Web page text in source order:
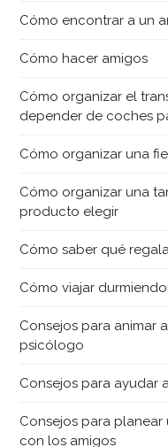
Cómo encontrar a un
Cómo hacer amigos
Cómo organizar el
depender de coches
Cómo organizar una
Cómo organizar una
producto elegir
Cómo saber qué
Cómo viajar
Consejos para animar
psicólogo
Consejos para ayudar
Consejos para
con los amigos